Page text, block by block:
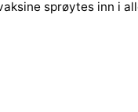
sprøytes inn i